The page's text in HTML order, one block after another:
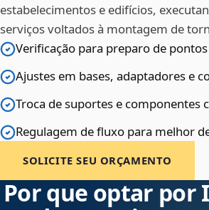
estabelecimentos e edifícios,
serviços voltados à montagem de
Verificação para preparo de
Ajustes em bases, adaptadores e
Troca de suportes e componentes
Regulagem de fluxo para melhor
SOLICITE SEU ORÇAMENTO
Por que optar por